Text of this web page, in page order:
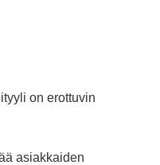
on erottuvin
asiakkaiden